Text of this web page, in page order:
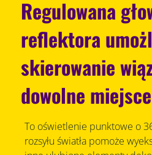
Regulowana
reflektora
skierowanie
dowolne miejsce
To oświetlenie punktowe o
rozsyłu światła pomoże